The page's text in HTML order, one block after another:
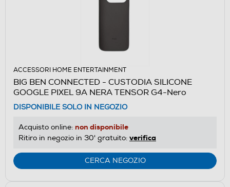
ACCESSORI HOME ENTERTAINMENT
BIG BEN CONNECTED - CUSTODIA SILICONE
GOOGLE PIXEL 9A NERA TENSOR G4-Nero
DISPONIBILE SOLO IN NEGOZIO
Acquisto online: non disponibile
Ritiro in negozio in 30' gratuito: verifica
CERCA NEGOZIO